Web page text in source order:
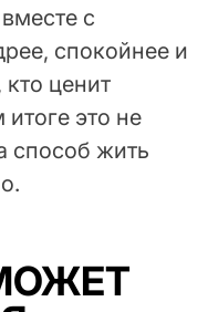
с
спокойнее и
кто ценит
это не
способ жить